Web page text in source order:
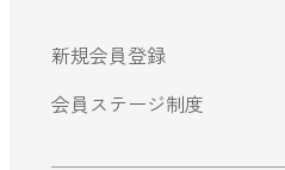
新規会員登録
会員ステージ制度